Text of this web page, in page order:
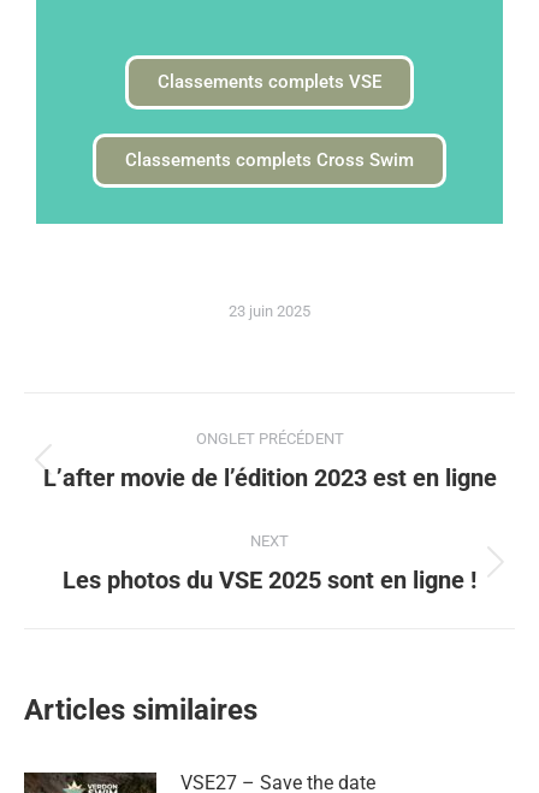
Classements complets VSE
Classements complets Cross Swim
23 juin 2025
ONGLET PRÉCÉDENT
L’after movie de l’édition 2023 est en ligne
NEXT
Les photos du VSE 2025 sont en ligne !
Articles similaires
VSE27 – Save the date